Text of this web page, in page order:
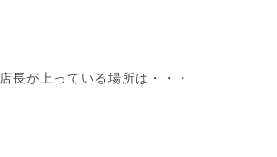
長が上っている場所は・・・